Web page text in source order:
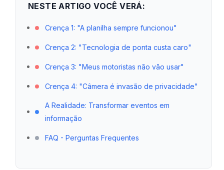
NESTE ARTIGO VOCÊ VERÁ:
Crença 1: "A planilha sempre funcionou"
Crença 2: "Tecnologia de ponta custa caro"
Crença 3: "Meus motoristas não vão usar"
Crença 4: "Câmera é invasão de privacidade"
A Realidade: Transformar eventos em
informação
FAQ - Perguntas Frequentes